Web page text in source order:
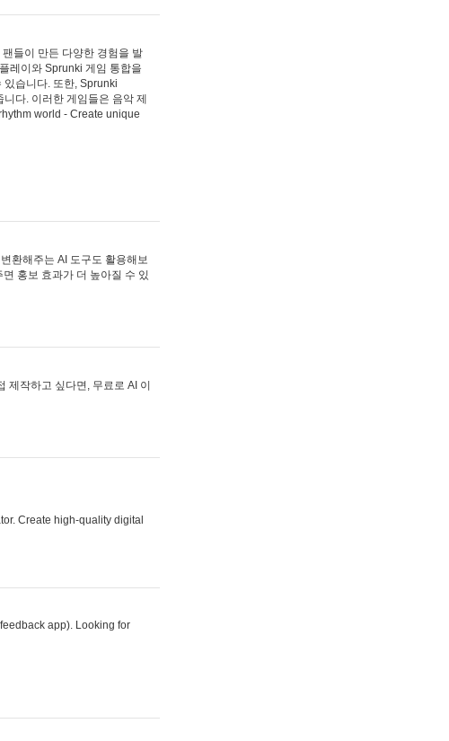
들이 만든 다양한 경험을 발
레이와 Sprunki 게임 통합을
있습니다. 또한, Sprunki
다. 이러한 게임들은 음악 제
world - Create unique
환해주는 AI 도구도 활용해보
홍보 효과가 더 높아질 수 있
제작하고 싶다면, 무료로 AI 이
Create high-quality digital
app). Looking for